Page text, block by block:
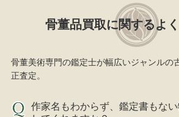
骨董品買取に関するよ
骨董美術専門の鑑定士が幅広いジャンルの
正査定。
作家名もわからず、鑑定書もな